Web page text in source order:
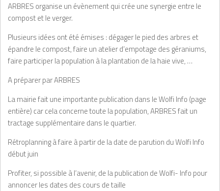
ARBRES organise un évènement qui crée une synergie entre le
compost et le verger.
Plusieurs idées ont été émises : dégager le pied des arbres et
épandre le compost, faire un atelier d’empotage des géraniums,
faire participer la population à la plantation de la haie vive, …
A préparer par ARBRES
La mairie fait une importante publication dans le Wolfi Info (page
entière) car cela concerne toute la population, ARBRES fait un
tractage supplémentaire dans le quartier.
Rétroplanning à faire à partir de la date de parution du Wolfi Info
début juin
Profiter, si possible à l’avenir, de la publication de Wolfi- Info pour
annoncer les dates des cours de taille